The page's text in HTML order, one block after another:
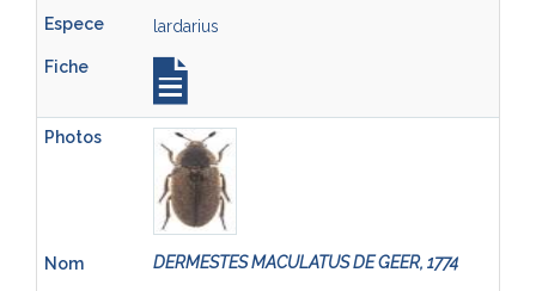
lardarius
DERMESTES MACULATUS DE GEER, 1774